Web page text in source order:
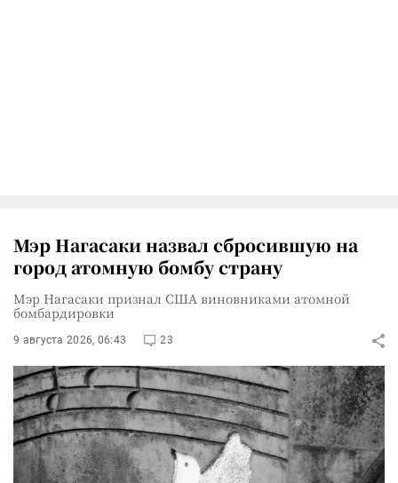
Мэр Нагасаки назвал сбросившую на
город атомную бомбу страну
Мэр Нагасаки признал США виновниками атомной
бомбардировки
9 августа 2026, 06:43 23